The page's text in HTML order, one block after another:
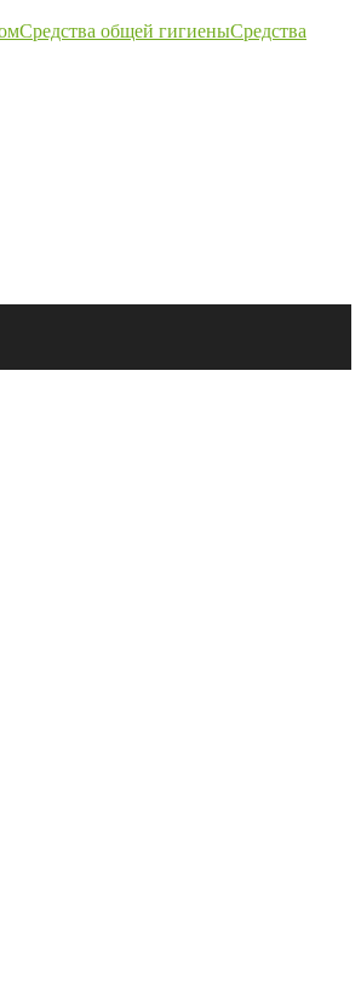
Средства общей гигиеныСредства